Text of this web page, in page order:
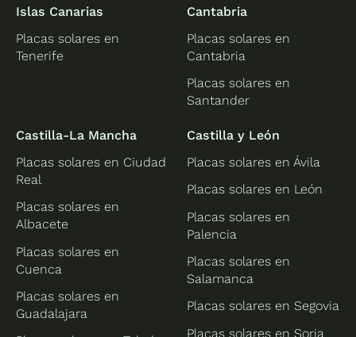
Islas Canarias
Placas solares en
Tenerife
Cantabria
Placas solares en
Cantabria
Placas solares en
Santander
Castilla-La Mancha
Placas solares en Ciudad
Real
Placas solares en
Albacete
Placas solares en
Cuenca
Placas solares en
Guadalajara
Castilla y León
Placas solares en Ávila
Placas solares en León
Placas solares en
Palencia
Placas solares en
Salamanca
Placas solares en Segovia
Placas solares en Soria